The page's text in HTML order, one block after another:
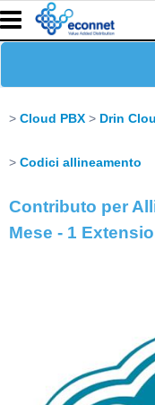
Cloud PBX Drin
Codici allineamento
Contributo per
Mese - 1